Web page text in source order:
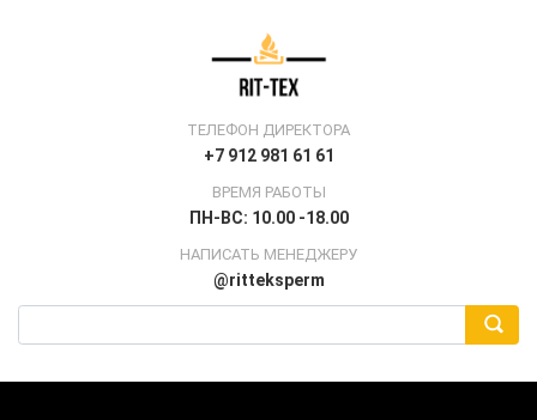
ТЕЛЕФОН ДИРЕКТОРА
+7 912 981 61 61
ВРЕМЯ РАБОТЫ
ПН-ВС: 10.00 -18.00
НАПИСАТЬ МЕНЕДЖЕРУ
@ritteksperm